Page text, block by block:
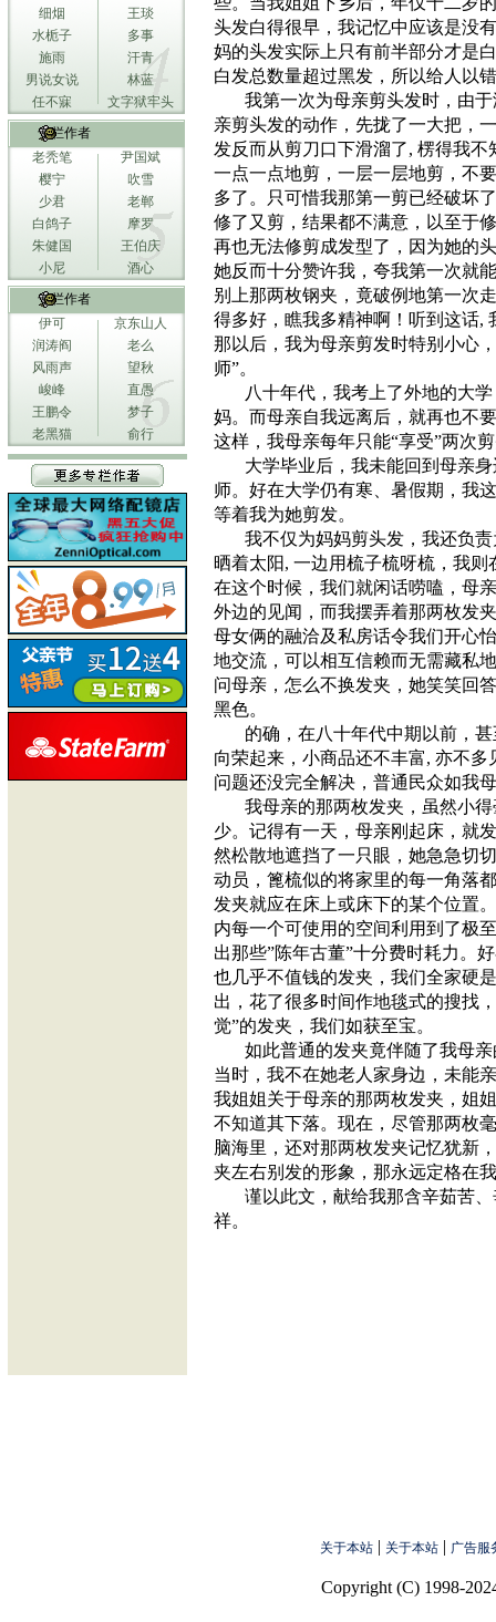
细烟
王琰
水栀子
多事
施雨
汗青
男说女说
林蓝
任不寐
文字狱牢头
专栏作者
老秃笔
尹国斌
樱宁
吹雪
少君
老郸
白鸽子
摩罗
朱健国
王伯庆
小尼
酒心
专栏作者
伊可
京东山人
润涛阎
老么
风雨声
望秋
峻峰
直愚
王鹏令
梦子
老黑猫
俞行
头发白得很早，我记忆中应该是没
妈的头发实际上只有前半部分才是
白发总数量超过黑发，所以给人以
我第一次为母亲剪头发时，由
亲剪头发的动作，先拢了一大把，
发反而从剪刀口下滑溜了, 楞得我不
一点一点地剪，一层一层地剪，不
多了。只可惜我那第一剪已经破坏
修了又剪，结果都不满意，以至于
再也无法修剪成发型了，因为她的
她反而十分赞许我，夸我第一次就
别上那两枚钢夹，竟破例地第一次
得多好，瞧我多精神啊！听到这话,
那以后，我为母亲剪发时特别小心
师”。
八十年代，我考上了外地的大
妈。而母亲自我远离后，就再也不
这样，我母亲每年只能“享受”两次
大学毕业后，我未能回到母亲
师。好在大学仍有寒、暑假期，我
等着我为她剪发。
我不仅为妈妈剪头发，我还负
晒着太阳, 一边用梳子梳呀梳，我则
在这个时候，我们就闲话唠嗑，母
外边的见闻，而我摆弄着那两枚发
母女俩的融洽及私房话令我们开心
地交流，可以相互信赖而无需藏私
问母亲，怎么不换发夹，她笑笑回
黑色。
的确，在八十年代中期以前，
向荣起来，小商品还不丰富, 亦不多
问题还没完全解决，普通民众如我
我母亲的那两枚发夹，虽然小
少。记得有一天，母亲刚起床，就
然松散地遮挡了一只眼，她急急切
动员，篦梳似的将家里的每一角落
发夹就应在床上或床下的某个位置
内每一个可使用的空间利用到了极
出那些”陈年古董”十分费时耗力。
也几乎不值钱的发夹，我们全家硬
出，花了很多时间作地毯式的搜找
觉”的发夹，我们如获至宝。
如此普通的发夹竟伴随了我母
当时，我不在她老人家身边，未能
我姐姐关于母亲的那两枚发夹，姐
不知道其下落。现在，尽管那两枚
脑海里，还对那两枚发夹记忆犹新
夹左右别发的形象，那永远定格在
谨以此文，献给我那含辛茹苦
祥。
关于本站 | 关于本站 | 广告服
Copyright (C) 1998-